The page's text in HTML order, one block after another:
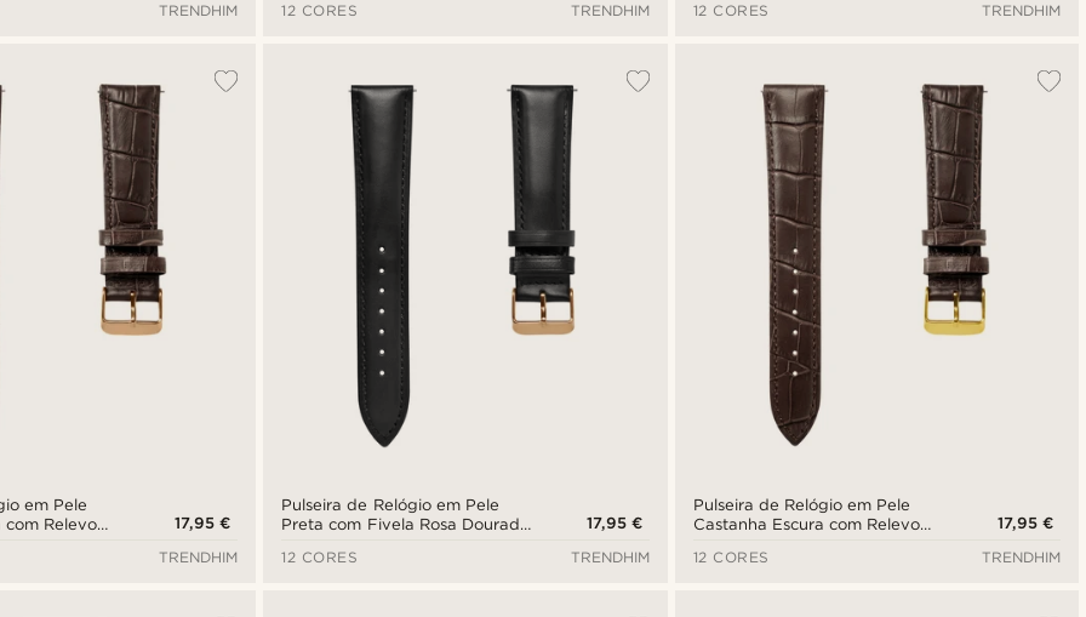
TRENDHIM
12 CORES
TRENDHIM
Libertação Rápida
12 CORES
TRENDHIM
em Pele
com Relevo
- Libertação
17,95 €
TRENDHIM
Pulseira de Relógio em Pele
Preta com Fivela Rosa Dourado
17,95 €
12 CORES
TRENDHIM
Pulseira de Relógio em Pele
Castanha Escura com Relevo
21 mm - Libertação Rápida
17,95 €
12 CORES
TRENDHIM